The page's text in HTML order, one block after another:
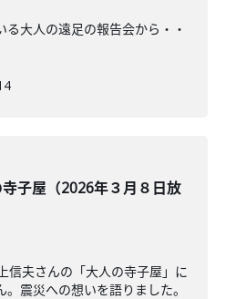
大人の遠足の報告会から・・
子屋（2026年３月８日放
信夫さんの「大人の寺子屋」に
震災への想いを語りました。